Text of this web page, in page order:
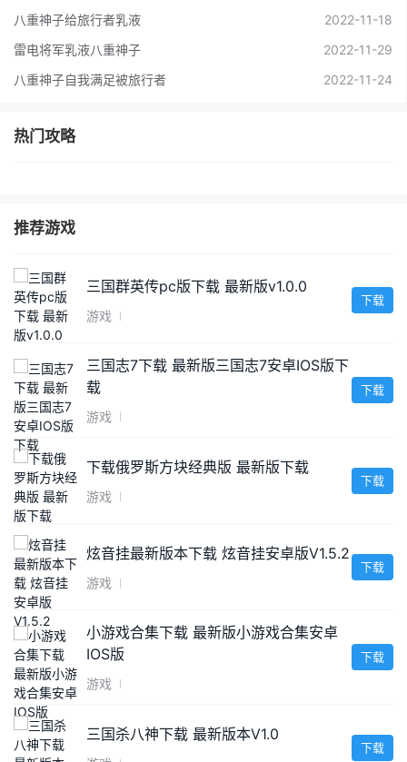
八重神子给旅行者乳液
2022-11-18
雷电将军乳液八重神子
2022-11-29
八重神子自我满足被旅行者
2022-11-24
热门攻略
推荐游戏
三国群英传pc版下载 最新版v1.0.0
游戏
下载
三国志7下载 最新版三国志7安卓IOS版下
载
游戏
下载
下载俄罗斯方块经典版 最新版下载
游戏
下载
炫音挂最新版本下载 炫音挂安卓版V1.5.2
游戏
下载
小游戏合集下载 最新版小游戏合集安卓
IOS版
游戏
下载
三国杀八神下载 最新版本V1.0
下载